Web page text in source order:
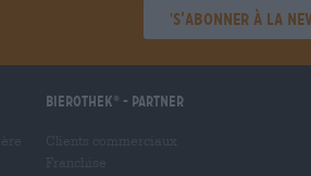
'S’abonner à la
Bierothek - Partner